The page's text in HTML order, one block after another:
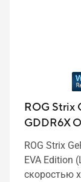
ROG Strix
GDDR6X
ROG Strix
EVA Edition
скоростью